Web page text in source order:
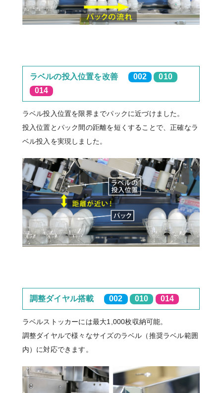
ラベルの投入位置を改善 002
010
014
ラベル投入位置を限界までパックに近づけました。
投入位置とパック間の距離を短くすることで、正確なラ
ベル投入を実現しました。
調整ダイヤル搭載 002 010 014
ラベルストッカーには最大1,000枚収納可能。
調整ダイヤルで様々なサイズのラベル（推奨ラベル範囲
内）に対応できます。